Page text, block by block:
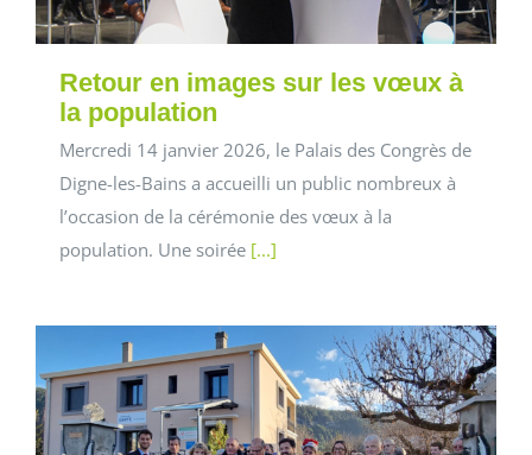
Retour en images sur les vœux à
la population
Mercredi 14 janvier 2026, le Palais des Congrès de
Digne-les-Bains a accueilli un public nombreux à
l’occasion de la cérémonie des vœux à la
population. Une soirée [...]